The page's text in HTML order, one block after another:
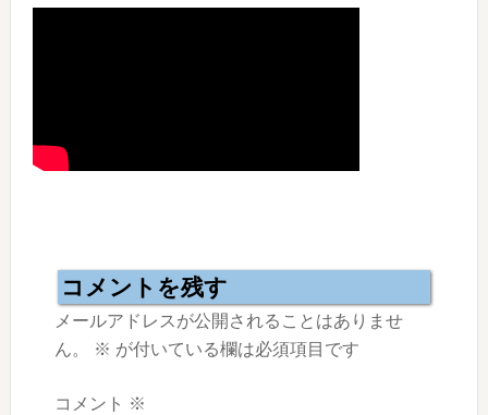
Interactions
コメントを残す
メールアドレスが公開されることはありませ
ん。
※ が付いている欄は必須項目です
コメント ※